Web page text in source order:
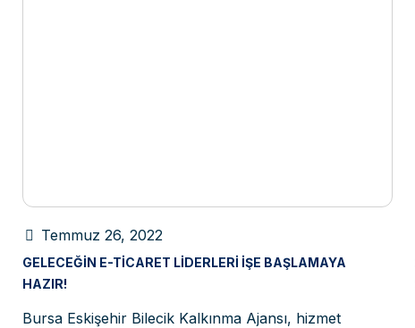
Temmuz 26, 2022
GELECEĞIN E-TICARET LIDERLERI İŞE BAŞLAMAYA
HAZIR!
Bursa Eskişehir Bilecik Kalkınma Ajansı, hizmet